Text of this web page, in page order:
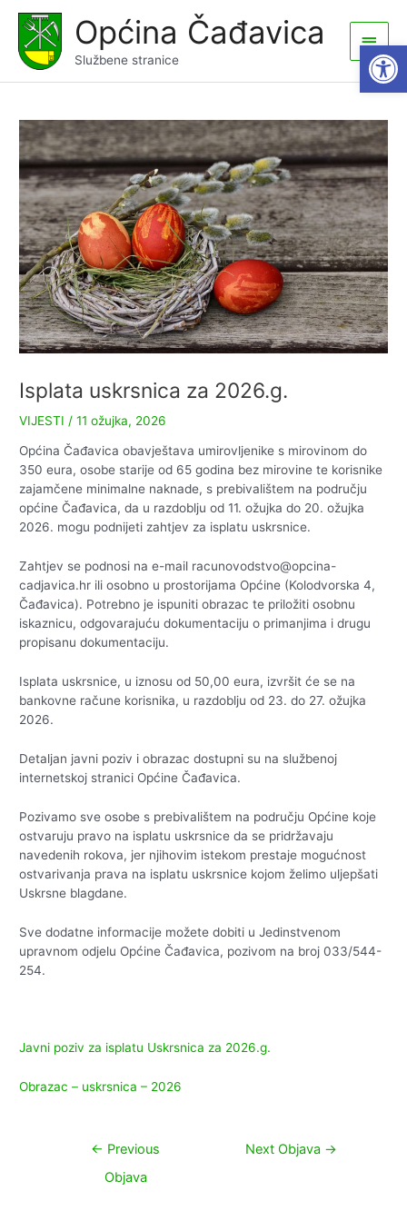
content
Općina Čađavica
Službene stranice
Main
Menu
Isplata uskrsnica za 2026.g.
VIJESTI /11 ožujka, 2026
Općina Čađavica obavještava umirovljenike s mirovinom do
350 eura, osobe starije od 65 godina bez mirovine te korisnike
zajamčene minimalne naknade, s prebivalištem na području
općine Čađavica, da u razdoblju od 11. ožujka do 20. ožujka
2026. mogu podnijeti zahtjev za isplatu uskrsnice.
Zahtjev se podnosi na e-mail racunovodstvo@opcina-
cadjavica.hr ili osobno u prostorijama Općine (Kolodvorska 4,
Čađavica). Potrebno je ispuniti obrazac te priložiti osobnu
iskaznicu, odgovarajuću dokumentaciju o primanjima i drugu
propisanu dokumentaciju.
Isplata uskrsnice, u iznosu od 50,00 eura, izvršit će se na
bankovne račune korisnika, u razdoblju od 23. do 27. ožujka
2026.
Detaljan javni poziv i obrazac dostupni su na službenoj
internetskoj stranici Općine Čađavica.
Pozivamo sve osobe s prebivalištem na području Općine koje
ostvaruju pravo na isplatu uskrsnice da se pridržavaju
navedenih rokova, jer njihovim istekom prestaje mogućnost
ostvarivanja prava na isplatu uskrsnice kojom želimo uljepšati
Uskrsne blagdane.
Sve dodatne informacije možete dobiti u Jedinstvenom
upravnom odjelu Općine Čađavica, pozivom na broj 033/544-
254.
Javni poziv za isplatu Uskrsnica za 2026.g.
Obrazac – uskrsnica – 2026
Navigacija
← Previous
Objava
Next Objava →